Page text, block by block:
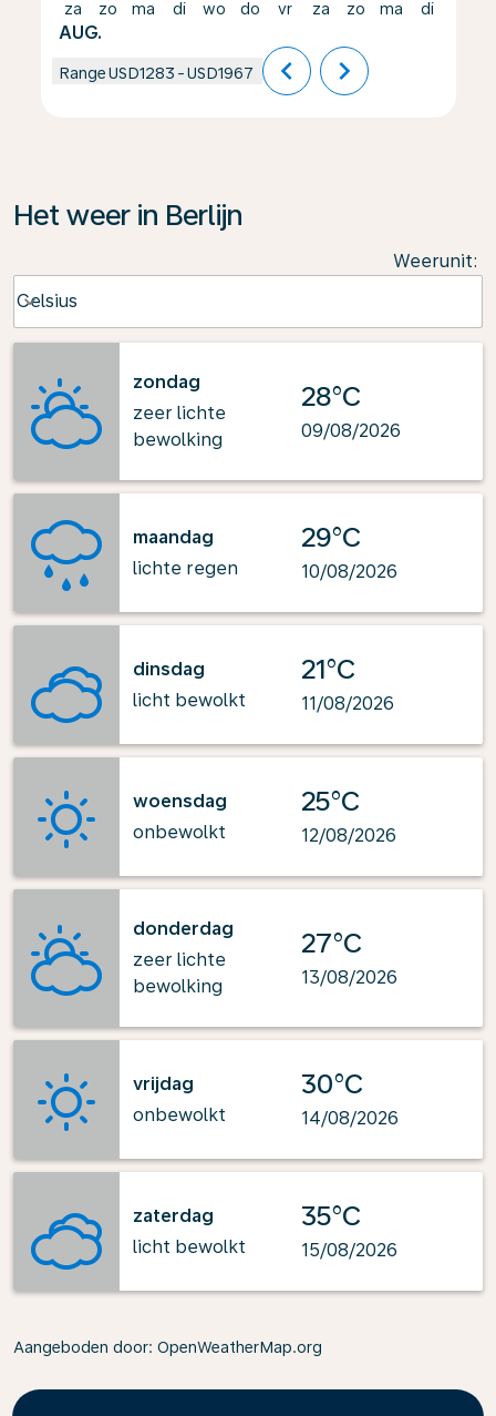
za
AUG.
zo ma di wo do vr za zo ma di
RangeUSD1283 -USD1967 chevron_left chevron_right
Het weer in Berlijn
Weerunit:
Celsius
keyboard_arrow_down
zondag
zeer lichte
bewolking
28°C
09/08/2026
maandag
lichte regen
29°C
10/08/2026
dinsdag
licht bewolkt
21°C
11/08/2026
woensdag
onbewolkt
25°C
12/08/2026
donderdag
zeer lichte
bewolking
27°C
13/08/2026
vrijdag
onbewolkt
30°C
14/08/2026
zaterdag
licht bewolkt
35°C
15/08/2026
Aangeboden door: OpenWeatherMap.org